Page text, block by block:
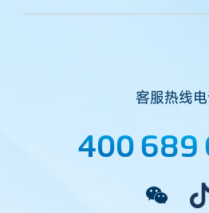
客服热线
400 689